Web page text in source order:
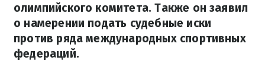
олимпийского комитета. Также он заявил
о намерении подать судебные иски
против ряда международных спортивных
федераций.